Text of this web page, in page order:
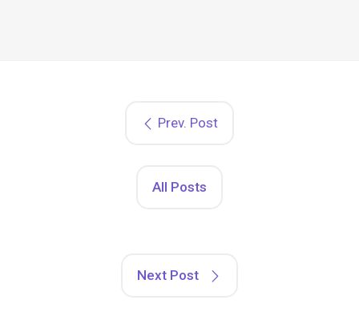
Prev. Post
All Posts
Next Post